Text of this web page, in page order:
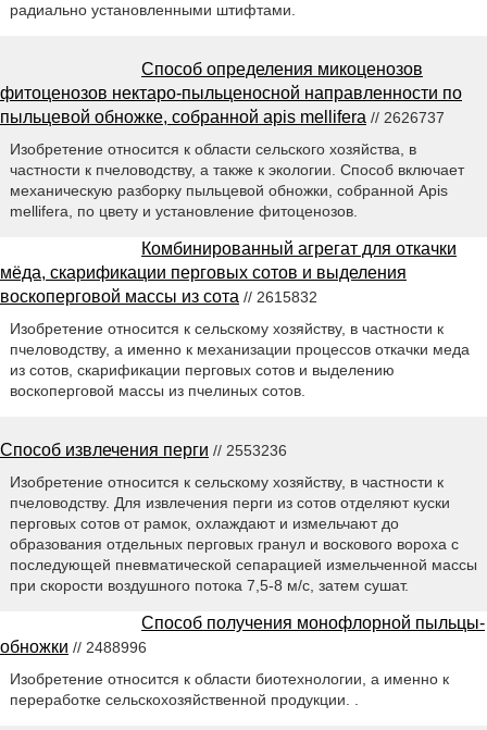
радиально установленными штифтами.
Способ определения микоценозов
фитоценозов нектаро-пыльценосной направленности по
пыльцевой обножке, собранной apis mellifera // 2626737
Изобретение относится к области сельского хозяйства, в
частности к пчеловодству, а также к экологии. Способ включает
механическую разборку пыльцевой обножки, собранной Apis
mellifera, по цвету и установление фитоценозов.
Комбинированный агрегат для откачки
мёда, скарификации перговых сотов и выделения
воскоперговой массы из сота // 2615832
Изобретение относится к сельскому хозяйству, в частности к
пчеловодству, а именно к механизации процессов откачки меда
из сотов, скарификации перговых сотов и выделению
воскоперговой массы из пчелиных сотов.
Способ извлечения перги // 2553236
Изобретение относится к сельскому хозяйству, в частности к
пчеловодству. Для извлечения перги из сотов отделяют куски
перговых сотов от рамок, охлаждают и измельчают до
образования отдельных перговых гранул и воскового вороха с
последующей пневматической сепарацией измельченной массы
при скорости воздушного потока 7,5-8 м/с, затем сушат.
Способ получения монофлорной пыльцы-
обножки // 2488996
Изобретение относится к области биотехнологии, а именно к
переработке сельскохозяйственной продукции. .